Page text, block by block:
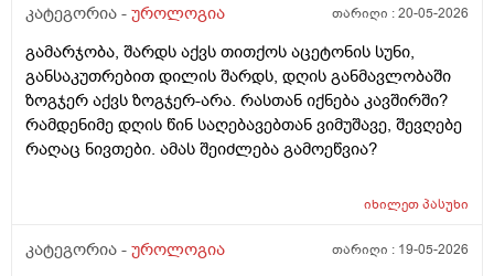
კატეგორია - უროლოგია თარიღი :20-05-2026
გამარჯობა, შარდს აქვს თითქოს აცეტონის სუნი,
განსაკუთრებით დილის შარდს, დღის განმავლობაში
ზოგჯერ აქვს ზოგჯერ-არა. რასთან იქნება კავშირში?
რამდენიმე დღის წინ საღებავებთან ვიმუშავე, შევღებე
რაღაც ნივთები. ამას შეიძლება გამოეწვია?
იხილეთპასუხი
კატეგორია - უროლოგია თარიღი : 19-05-2026